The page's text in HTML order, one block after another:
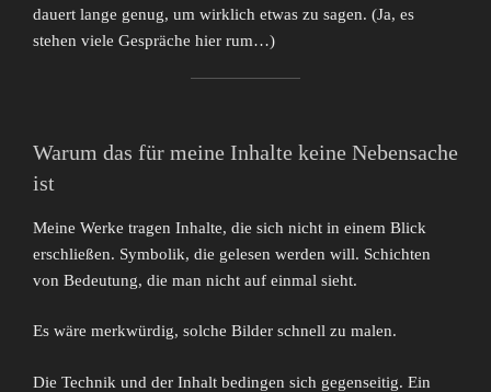
dauert lange genug, um wirklich etwas zu sagen. (Ja, es
stehen viele Gespräche hier rum…)
Warum das für meine Inhalte keine Nebensache
ist
Meine Werke tragen Inhalte, die sich nicht in einem Blick
erschließen. Symbolik, die gelesen werden will. Schichten
von Bedeutung, die man nicht auf einmal sieht.
Es wäre merkwürdig, solche Bilder schnell zu malen.
Die Technik und der Inhalt bedingen sich gegenseitig. Ein